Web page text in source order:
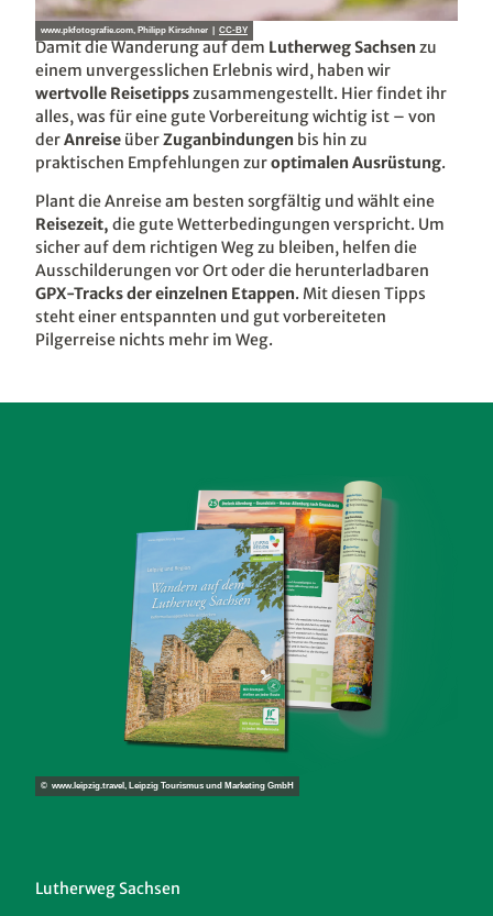
www.pkfotografie.com, Philipp Kirschner | CC-BY
Damit die Wanderung auf dem Lutherweg Sachsen zu
einem unvergesslichen Erlebnis wird, haben wir
wertvolle Reisetippszusammengestellt. Hier findet ihr
alles, was für eine gute Vorbereitung wichtig ist – von
derAnreise überZuganbindungen bis hin zu
praktischen Empfehlungen zuroptimalen Ausrüstung.
Plant die Anreise am besten sorgfältig und wählt eine
Reisezeit, die gute Wetterbedingungen verspricht. Um
sicher auf dem richtigen Weg zu bleiben, helfen die
Ausschilderungen vor Ort oder die herunterladbaren
GPX-Tracks der einzelnen Etappen. Mit diesen Tipps
steht einer entspannten und gut vorbereiteten
Pilgerreise nichts mehr im Weg.
© www.leipzig.travel, Leipzig Tourismus und Marketing GmbH
Lutherweg Sachsen